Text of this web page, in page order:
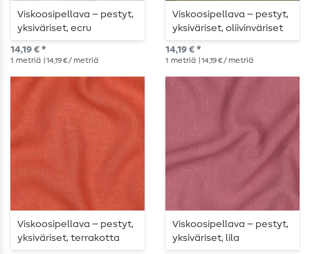
Viskoosipellava – pestyt,
yksiväriset, ecru
14,19 € *
1 metriä | 14,19 € / metriä
Viskoosipellava – pestyt,
yksiväriset, oliivinväriset
14,19 € *
1 metriä | 14,19 € / metriä
Viskoosipellava – pestyt,
yksiväriset, terrakotta
Viskoosipellava – pestyt,
yksiväriset, lila